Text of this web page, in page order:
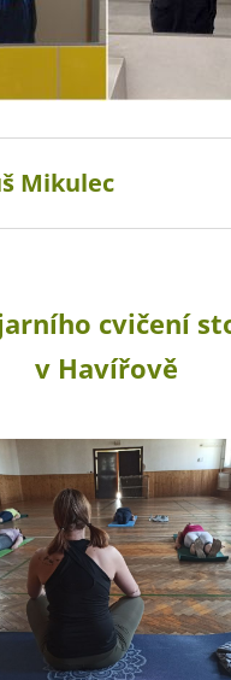
Mikulec
cvičení
v Havířově